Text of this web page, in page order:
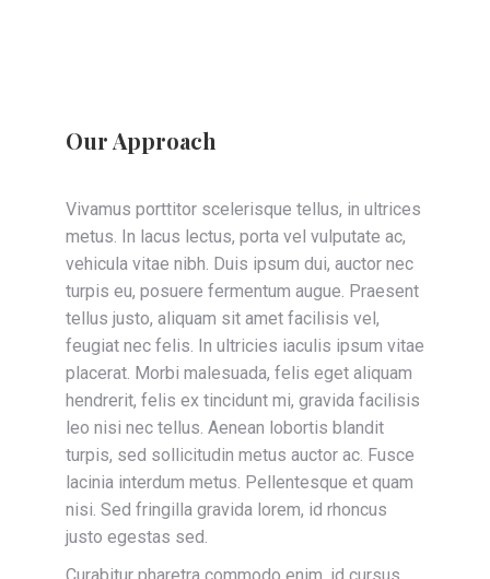
Our Approach
Vivamus porttitor scelerisque tellus, in ultrices
metus. In lacus lectus, porta vel vulputate ac,
vehicula vitae nibh. Duis ipsum dui, auctor nec
turpis eu, posuere fermentum augue. Praesent
tellus justo, aliquam sit amet facilisis vel,
feugiat nec felis. In ultricies iaculis ipsum vitae
placerat. Morbi malesuada, felis eget aliquam
hendrerit, felis ex tincidunt mi, gravida facilisis
leo nisi nec tellus. Aenean lobortis blandit
turpis, sed sollicitudin metus auctor ac. Fusce
lacinia interdum metus. Pellentesque et quam
nisi. Sed fringilla gravida lorem, id rhoncus
justo egestas sed.